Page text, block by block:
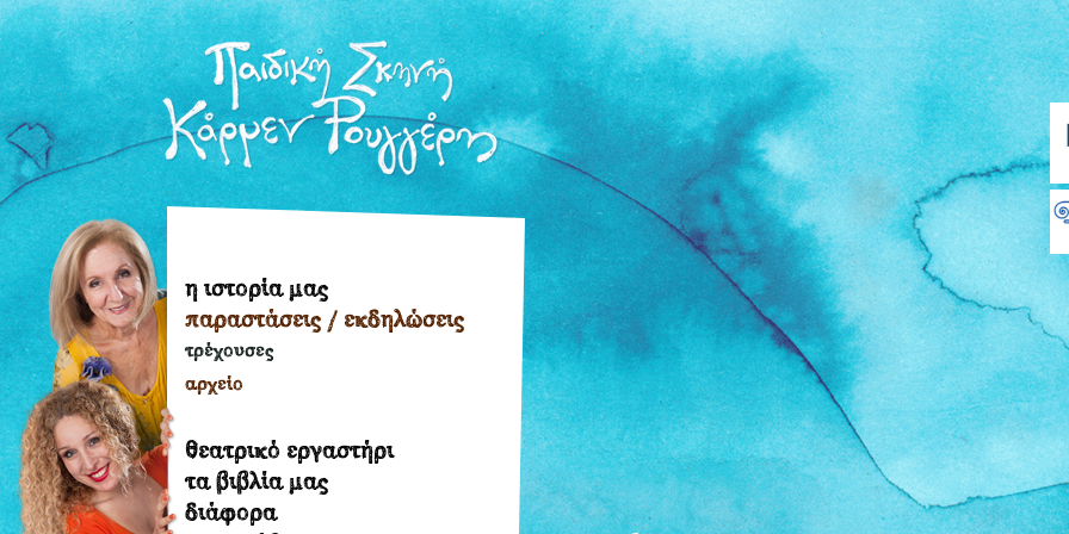
η ιστορία μας
παραστάσεις / εκδηλώσεις
τρέχουσες
αρχείο
θεατρικό εργαστήρι
τα βιβλία μας
διάφορα
η
ιστορία
μας
παραστάσεις
/
εκδηλώσεις
τρέχουσες
αρχείο